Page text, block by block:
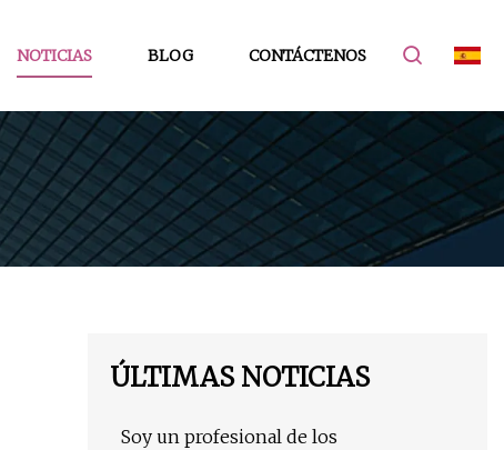
NOTICIAS BLOG CONTÁCTENOS
ÚLTIMAS NOTICIAS
Soy un profesional de los